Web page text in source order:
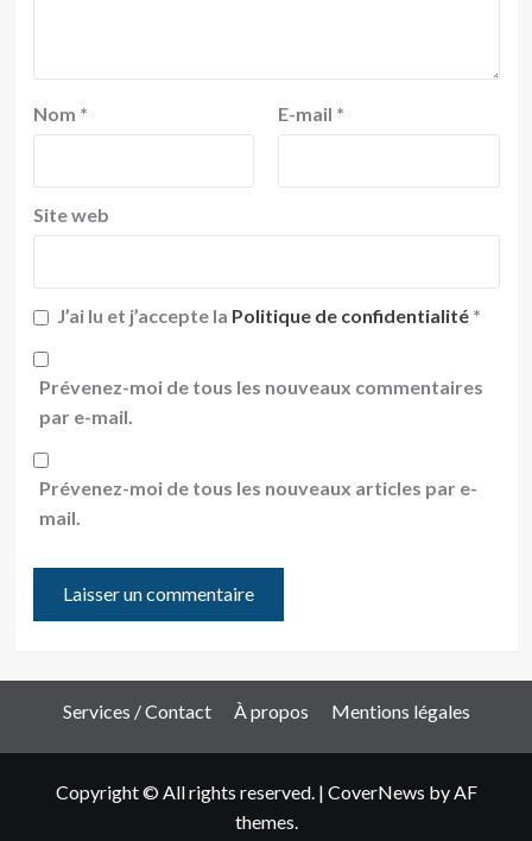
Nom * E-mail *
Site web
J’ai lu et j’accepte la Politique de confidentialité *
Prévenez-moi de tous les nouveaux commentaires
par e-mail.
Prévenez-moi de tous les nouveaux articles par e-
mail.
Services / Contact À propos Mentions légales
Copyright © All rights reserved. | CoverNews by AF
themes.